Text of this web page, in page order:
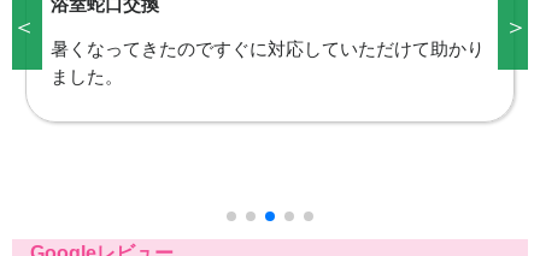
今ではウォシュレットを使用するのが当たり前になっ
＜ ＞